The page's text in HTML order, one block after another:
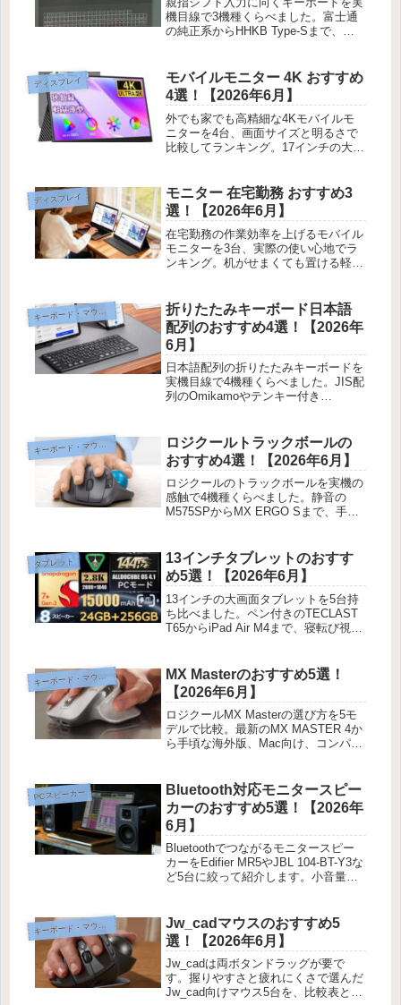
機目線で3機種くらべました。富士通
の純正系からHHKB Type-Sまで、同
ディスプレイ
モバイルモニター 4K おすすめ
4選！【2026年6月】
外でも家でも高精細な4Kモバイルモ
ニターを4台、画面サイズと明るさで
比較してランキング。17インチの大画
ディスプレイ
モニター 在宅勤務 おすすめ3
選！【2026年6月】
在宅勤務の作業効率を上げるモバイル
モニターを3台、実際の使い心地でラ
ンキング。机がせまくても置ける軽量
キーボード・マウス・入力機器
折りたたみキーボード日本語
配列のおすすめ4選！【2026年
6月】
日本語配列の折りたたみキーボードを
実機目線で4機種くらべました。JIS配
列のOmikamoやテンキー付き
キーボード・マウス・入力機器
ロジクールトラックボールの
おすすめ4選！【2026年6月】
ロジクールのトラックボールを実機の
感触で4機種くらべました。静音の
M575SPからMX ERGO Sまで、手首
タブレット
13インチタブレットのおすす
め5選！【2026年6月】
13インチの大画面タブレットを5台持
ち比べました。ペン付きのTECLAST
T65からiPad Air M4まで、寝転び視聴
キーボード・マウス・入力機器
MX Masterのおすすめ5選！
【2026年6月】
ロジクールMX Masterの選び方を5モ
デルで比較。最新のMX MASTER 4か
ら手頃な海外版、Mac向け、コンパク
PCスピーカー
Bluetooth対応モニタースピー
カーのおすすめ5選！【2026年
6月】
Bluetoothでつながるモニタースピー
カーをEdifier MR5やJBL 104-BT-Y3な
ど5台に絞って紹介します。小音量で
キーボード・マウス・入力機器
Jw_cadマウスのおすすめ5
選！【2026年6月】
Jw_cadは両ボタンドラッグが要で
す。握りやすさと疲れにくさで選んだ
Jw_cad向けマウス5台を、比較表と筆